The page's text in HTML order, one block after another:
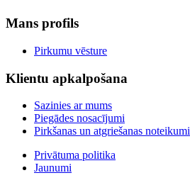
Mans profils
Pirkumu vēsture
Klientu apkalpošana
Sazinies ar mums
Piegādes nosacījumi
Pirkšanas un atgriešanas noteikumi
Privātuma politika
Jaunumi